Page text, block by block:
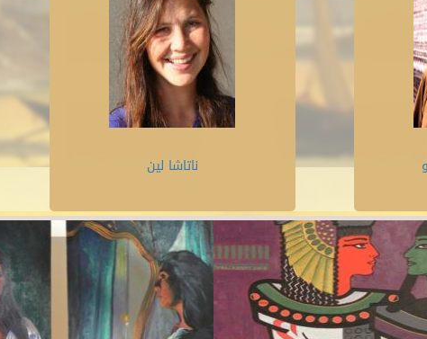
ناتاشا لين